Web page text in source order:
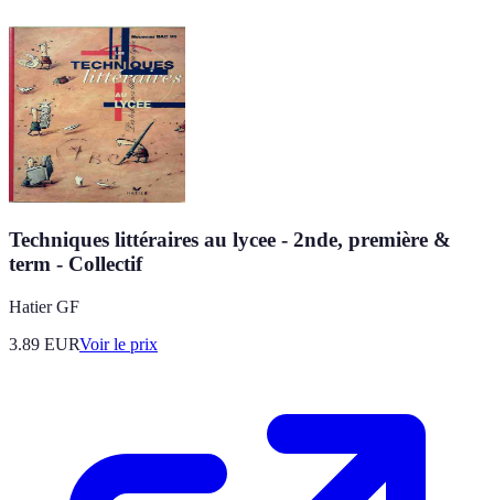
Techniques littéraires au lycee - 2nde, première &
term - Collectif
Hatier GF
3.89 EURVoir le prix